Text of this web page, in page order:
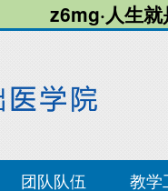
z6mg·人生
团队队伍 教学